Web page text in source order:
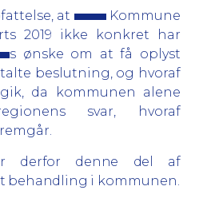
at
Kommune
2019 ikke konkret har
s ønske om at få oplyst
beslutning, og hvoraf
da kommunen alene
svar, hvoraf
derfor denne del af
behandling i kommunen.